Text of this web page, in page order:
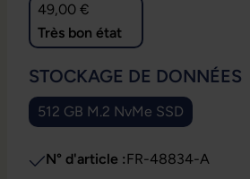
49,00 €
Très bon état
SÉLECTIONNEZ
STOCKAGE DE DONNÉES
512 GB M.2 NvMe SSD
N° d'article :FR-48834-A